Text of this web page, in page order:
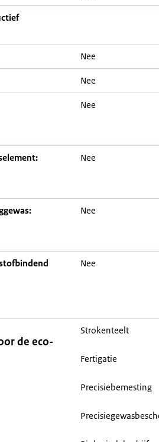
Nee
Nee
Nee
Nee
Nee
Nee
de eco-
Strokenteelt
Fertigatie
Precisiebemesting